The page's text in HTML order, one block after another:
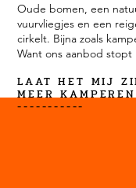
Oude bomen, een
vuurvliegjes en een
cirkelt. Bijna zoals
Want ons aanbod stopt
LAAT HET MIJ
MEER KAMPEREN
-----------